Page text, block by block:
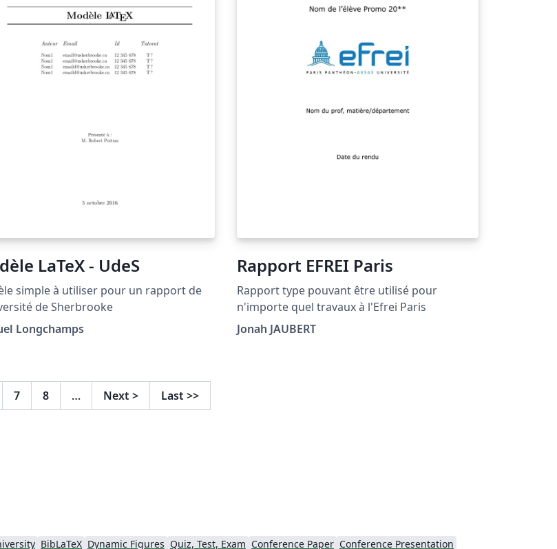
le repo Github :
yon_Rapport_Stage_Latex La licence
n'empêche absolument pas l'utilisation, la
commercial, il s'agit d'une licence libre open
LaTeX - UdeS
simple à utiliser pour un rapport de
de Sherbrooke
Longchamps
Rapport EFREI Paris
Rapport type pouvant être utilisé pour
n'importe quel travaux à l'Efrei Paris
Jonah JAUBERT
7 8 … Next > Last >>
BibLaTeX Dynamic Figures Quiz, Test, Exam Conference Paper Conference Presentation